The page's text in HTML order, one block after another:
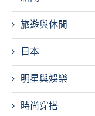
旅遊與休閒
日本
明星與娛樂
時尚穿搭